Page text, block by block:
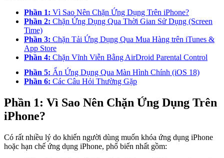
Phần 1: Vì Sao Nên Chặn Ứng Dụng Trên iPhone?
Phần 2: Chặn Ứng Dụng Qua Thời Gian Sử Dụng (Screen
Time)
Phần 3: Chặn Tải Ứng Dụng Qua Mua Hàng trên iTunes &
App Store
Phần 4: Chặn Vĩnh Viễn Bằng AirDroid Parental Control
Phần 5: Ẩn Ứng Dụng Qua Màn Hình Chính (iOS 18)
Phần 6: Các Câu Hỏi Thường Gặp
Phần 1: Vì Sao Nên Chặn Ứng Dụng Trên
iPhone?
Có rất nhiều lý do khiến người dùng muốn khóa ứng dụng iPhone
hoặc hạn chế ứng dụng iPhone, phổ biến nhất gồm: